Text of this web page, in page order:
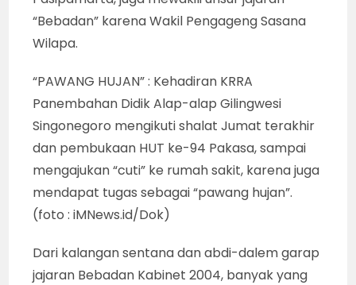
“Bebadan” karena Wakil Pengageng Sasana
Wilapa.
“PAWANG HUJAN” : Kehadiran KRRA
Panembahan Didik Alap-alap Gilingwesi
Singonegoro mengikuti shalat Jumat terakhir
dan pembukaan HUT ke-94 Pakasa, sampai
mengajukan “cuti” ke rumah sakit, karena juga
mendapat tugas sebagai “pawang hujan”.
(foto : iMNews.id/Dok)
Dari kalangan sentana dan abdi-dalem garap
jajaran Bebadan Kabinet 2004, banyak yang